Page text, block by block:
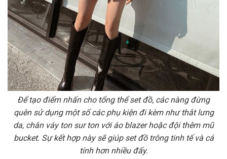
Để tạo điểm nhấn cho tổng thể set đồ, các nàng đừng
quên sử dụng một số các phụ kiện đi kèm như thắt lưng
da, chân váy ton sur ton với áo blazer hoặc đội thêm mũ
bucket. Sự kết hợp này sẽ giúp set đồ trông tinh tế và cá
tính hơn nhiều đấy.